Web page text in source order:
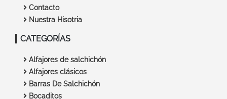
Contacto
Nuestra Hisotria
CATEGORÍAS
Alfajores de salchichón
Alfajores clásicos
Barras De Salchichón
Bocaditos